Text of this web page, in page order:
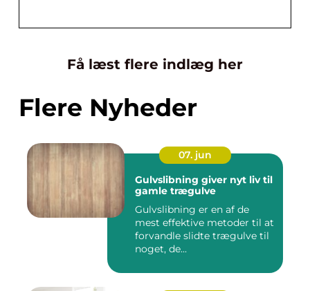
Få læst flere indlæg her
Flere Nyheder
07. jun
Gulvslibning giver nyt liv til
gamle trægulve
Gulvslibning er en af de
mest effektive metoder til at
forvandle slidte trægulve til
noget, de...